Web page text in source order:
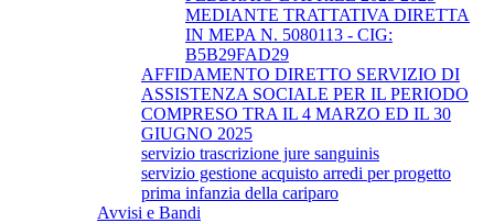
MEDIANTE TRATTATIVA DIRETTA
IN MEPA N. 5080113 - CIG:
B5B29FAD29
AFFIDAMENTO DIRETTO SERVIZIO DI
ASSISTENZA SOCIALE PER IL PERIODO
COMPRESO TRA IL 4 MARZO ED IL 30
GIUGNO 2025
servizio trascrizione jure sanguinis
servizio gestione acquisto arredi per progetto
prima infanzia della cariparo
Avvisi e Bandi